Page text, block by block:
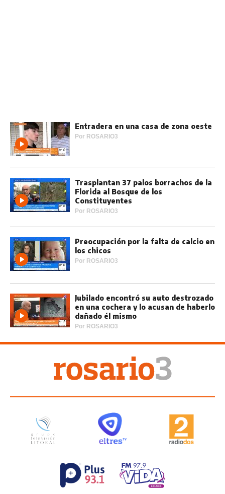
Entradera en una casa de zona oeste
Por ROSARIO3
Trasplantan 37 palos borrachos de la
Florida al Bosque de los
Constituyentes
Por ROSARIO3
Preocupación por la falta de calcio en
los chicos
Por ROSARIO3
Jubilado encontró su auto destrozado
en una cochera y lo acusan de haberlo
dañado él mismo
Por ROSARIO3